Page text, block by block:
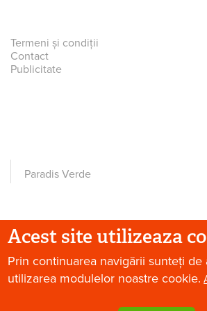
Termeni și condiții
Contact
Publicitate
Paradis Verde
Acest site utilizeaza
Prin continuarea navigării sunteți de
utilizarea modulelor noastre cookie.